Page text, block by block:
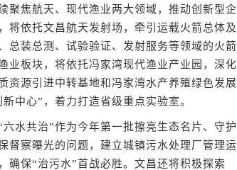
焦航天、现代渔业两大领域，推动创新型企
将依托文昌航天发射场，牵引运载火箭总体及
总装总测、试验验证、发射服务等领域的火箭
业板块，将依托冯家湾现代渔业产业园，深化
资源引进中转基地和冯家湾水产养殖绿色发展
中心”，着力打造省级重点实验室。
共治”作为今年第一批擦亮生态名片、守护
督察曝光的问题，建立城镇污水处理厂管理运
确保“治污水”首战必胜。文昌还将积极探索